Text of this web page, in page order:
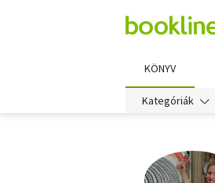
KÖNYV
Kategóriák